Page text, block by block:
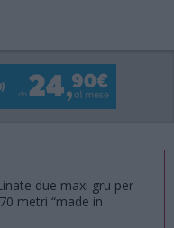
due maxi gru per
metri “made in